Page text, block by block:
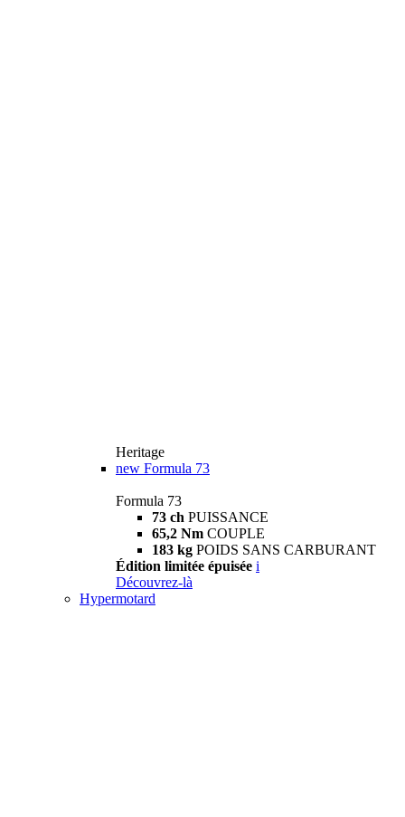
Heritage
new Formula 73
Formula 73
73 ch PUISSANCE
65,2 Nm COUPLE
183 kg POIDS SANS CARBURANT
Édition limitée épuisée i
Découvrez-là
Hypermotard